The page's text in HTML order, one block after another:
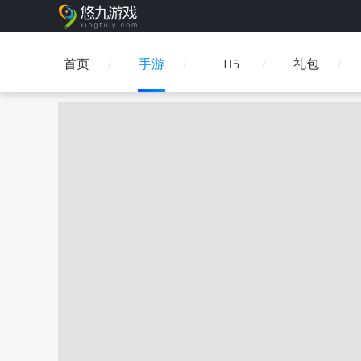
首页 手游 H5 礼包